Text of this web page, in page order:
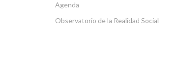
Agenda
Observatorio de la Realidad Social